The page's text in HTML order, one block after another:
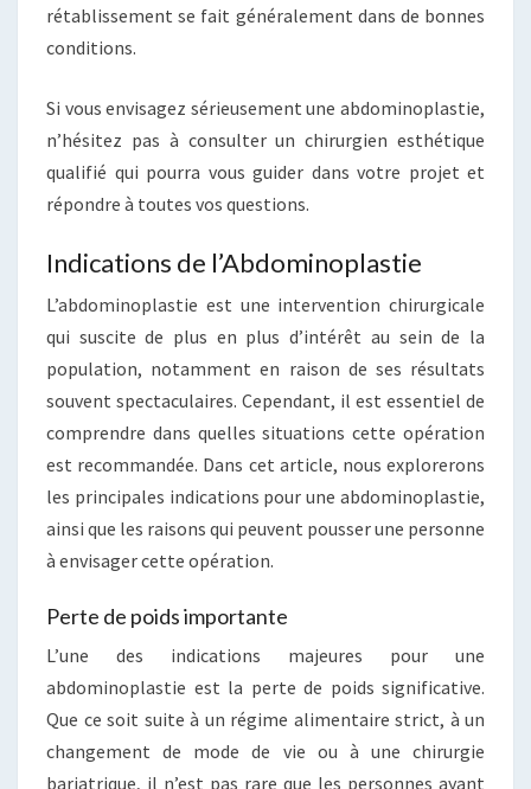
rétablissement se fait généralement dans de bonnes
conditions.
Si vous envisagez sérieusement une abdominoplastie,
n’hésitez pas à consulter un chirurgien esthétique
qualifié qui pourra vous guider dans votre projet et
répondre à toutes vos questions.
Indications de l’Abdominoplastie
L’abdominoplastie est une intervention chirurgicale
qui suscite de plus en plus d’intérêt au sein de la
population, notamment en raison de ses résultats
souvent spectaculaires. Cependant, il est essentiel de
comprendre dans quelles situations cette opération
est recommandée. Dans cet article, nous explorerons
les principales indications pour une abdominoplastie,
ainsi que les raisons qui peuvent pousser une personne
à envisager cette opération.
Perte de poids importante
L’une des indications majeures pour une
abdominoplastie est la perte de poids significative.
Que ce soit suite à un régime alimentaire strict, à un
changement de mode de vie ou à une chirurgie
bariatrique, il n’est pas rare que les personnes ayant